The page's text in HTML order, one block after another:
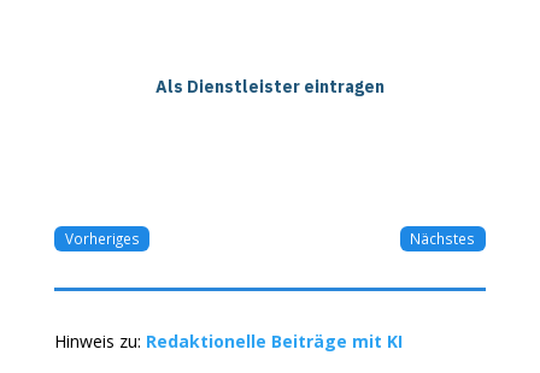
Als Dienstleister eintragen
Vorheriges Nächstes
Hinweis zu: Redaktionelle Beiträge mit KI